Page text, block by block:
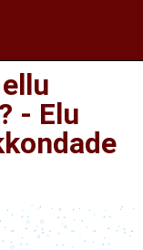
- Elu